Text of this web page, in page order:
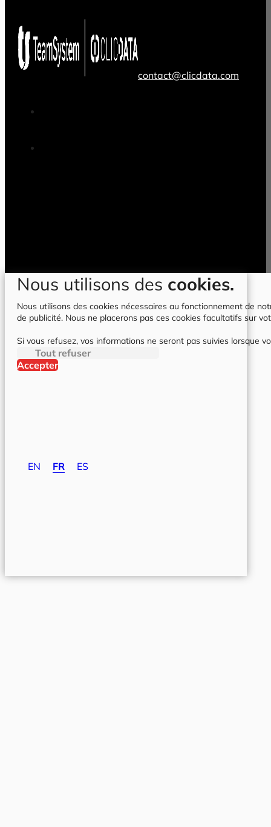
contact@clicdata.com
EN FR ES
Nous utilisons des cookies.
Nous utilisons des cookies nécessaires au fonctionnement de
de publicité. Nous ne placerons pas ces cookies facultatifs sur
Si vous refusez, vos informations ne seront pas suivies lorsque
Tout refuser
Accepter